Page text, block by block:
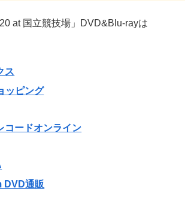
at 国立競技場」DVD&Blu-rayは
ス
ッピング
コードオンライン
DVD通販